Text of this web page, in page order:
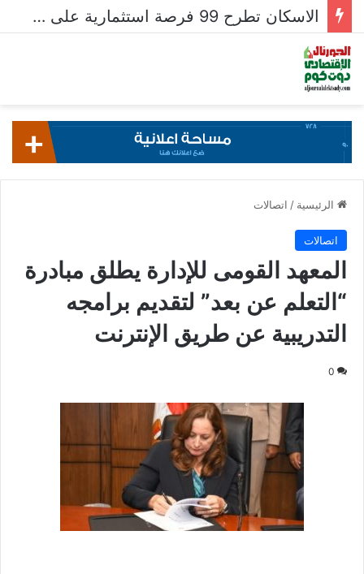
الاسكان تطرح 99 فرصة استثمارية على بوابة خدمات المستثمرين للشركات المصرية واستقبال 204 طلبات للشركات الأجنبية
الرئيسية / اتصالات
اتصالات
المعهد القومى للإدارة يطلق مبادرة
“التعلم عن بعد” لتقديم برامجه
التدريبية عن طريق الإنترنت
0